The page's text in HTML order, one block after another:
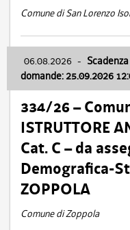
Comune di San Lorenzo
06.08.2026 -
domande: 25.09.2026
334/26 –
ISTRUTTORE
Cat. C – da
Demografica-
ZOPPOLA
Comune di Zoppola